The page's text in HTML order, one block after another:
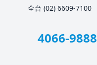
全台 (02) 6609-7100
4066-9888